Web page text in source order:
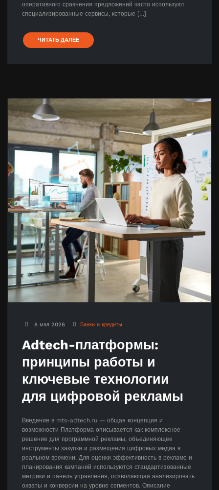
оперативного сравнения предложений часто используют
специализированные сервисы, которые […]
ЧИТАТЬ ДАЛЕЕ
8 мая 2026 Банки и кредиты
Adtech-платформы:
принципы работы и
ключевые технологии
для цифровой рекламы
Введение в mts-adtech.ru — общая концепция и
возможности Платформа описывается как комплексное
решение для программной рекламы, объединяющее
инструменты закупки и размещения цифровых медиа в
реальном времени. Для оценки эффективность в рекламе и
планирования кампаний используются стандартизованные
метрики и панель управления, позволяющая анализировать
охваты и конверсии на уровне сегментов. Описание